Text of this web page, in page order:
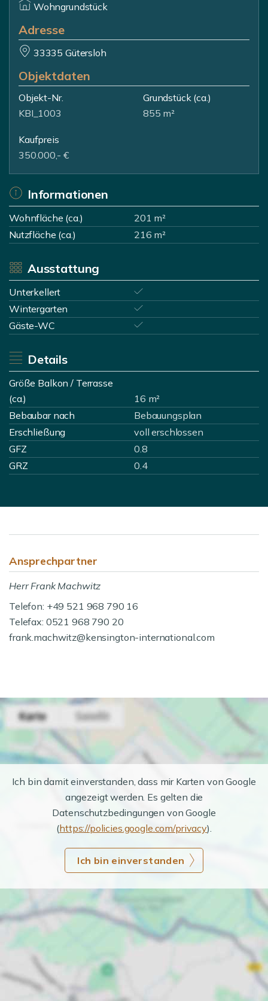
Wohngrundstück
Adresse
33335 Gütersloh
Objektdaten
Objekt-Nr.
KBI_1003
Grundstück(ca.)
855 m²
Kaufpreis
350.000,- €
Informationen
Wohnfläche (ca.)
201 m²
Nutzfläche (ca.)
216 m²
Ausstattung
Unterkellert
Wintergarten
Gäste-WC
Details
Größe Balkon / Terrasse
(ca.)
16 m²
Bebaubar nach
Bebauungsplan
Erschließung
voll erschlossen
GFZ
0.8
GRZ
0.4
Ansprechpartner
Herr Frank Machwitz
Telefon: +49 521 968 790 16
Telefax: 0521 968 790 20
frank.machwitz@kensington-international.com
Ich bin damit einverstanden, dass mir Karten von Google
angezeigt werden. Es gelten die
Datenschutzbedingungen von Google
(https://policies.google.com/privacy).
Ich bin einverstanden